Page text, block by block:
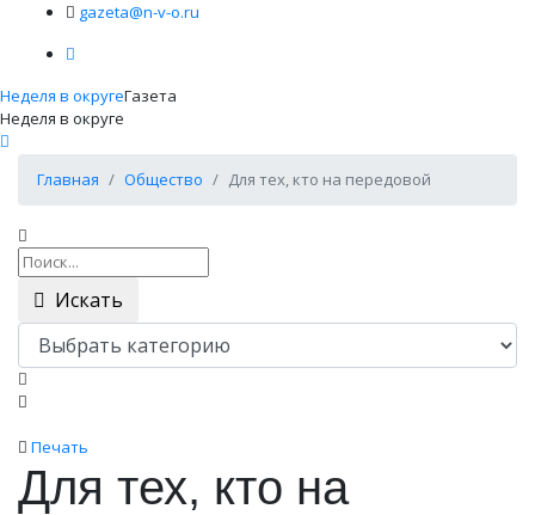
gazeta@n-v-o.ru
Неделя в округеГазета
Неделя в округе
Главная Общество Для тех, кто на передовой
Искать
Печать
Для тех, кто на